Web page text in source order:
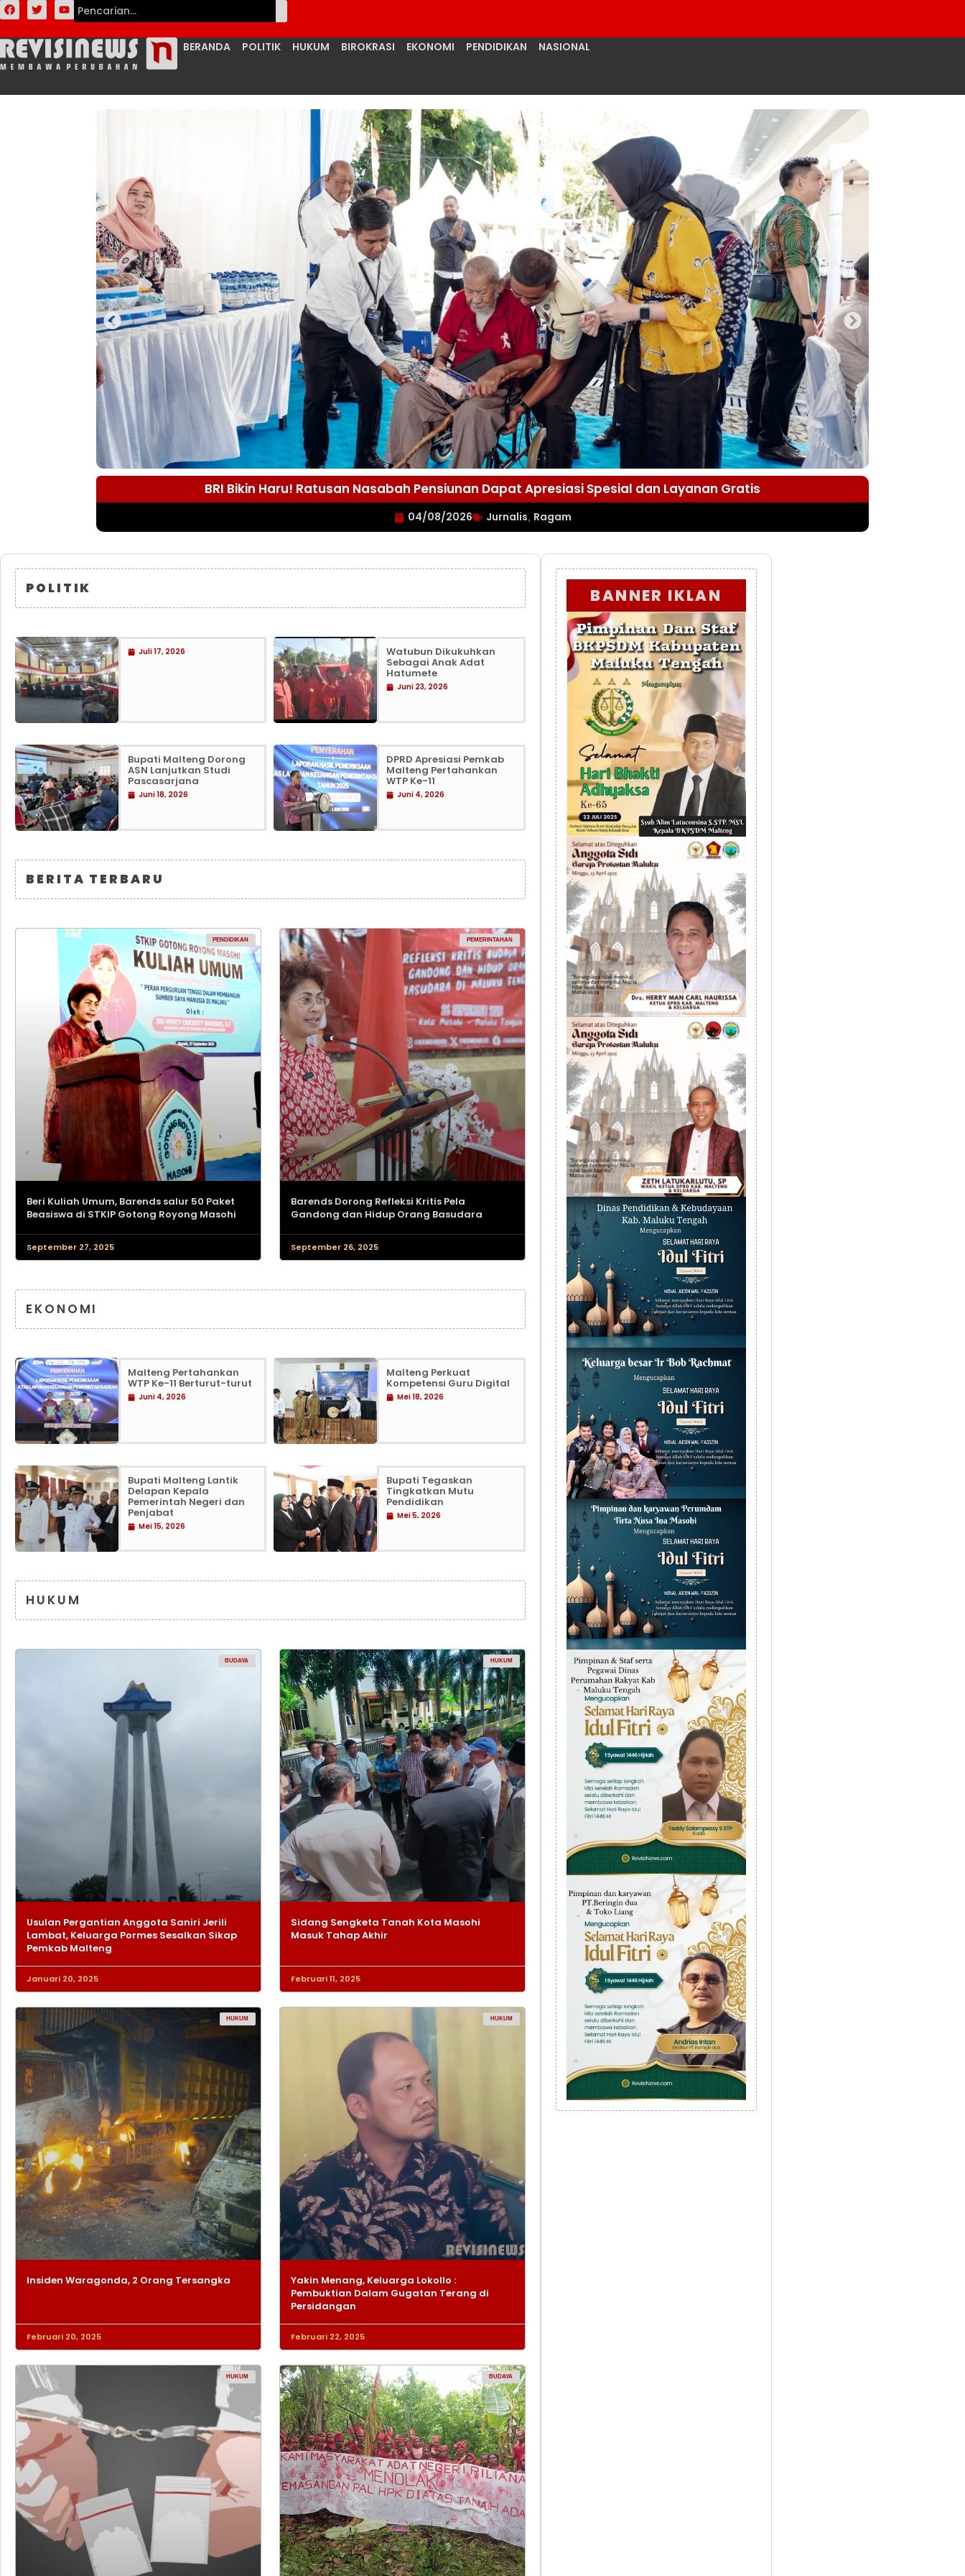
BERANDA POLITIK HUKUM BIROKRASI EKONOMI PENDIDIKAN NASIONAL
BRI Bikin Haru! Ratusan Nasabah Pensiunan Dapat Apresiasi Spesial dan Layanan Gratis
04/08/2026 Jurnalis Ragam
POLITIK
Juli 17, 2026 Watubun Dikukuhkan
Sebagai Anak Adat
Hatumete
Juni 23, 2026
Bupati Malteng Dorong
ASN Lanjutkan Studi
Pascasarjana
Juni 18, 2026
DPRD Apresiasi Pemkab
Malteng Pertahankan
WTP Ke-11
Juni 4, 2026
BERITA TERBARU
PENDIDIKAN
Beri Kuliah Umum, Barends salur 50 Paket
Beasiswa di STKIP Gotong Royong Masohi
September 27, 2025
PEMERINTAHAN
Barends Dorong Refleksi Kritis Pela
Gandong dan Hidup Orang Basudara
September 26, 2025
EKONOMI
Malteng Pertahankan
WTP Ke-11 Berturut-turut
Juni 4, 2026
Malteng Perkuat
Kompetensi Guru Digital
Mei 18, 2026
Bupati Malteng Lantik
Delapan Kepala
Pemerintah Negeri dan
Penjabat
Mei 15, 2026
Bupati Tegaskan
Tingkatkan Mutu
Pendidikan
Mei 5, 2026
HUKUM
BUDAYA
Usulan Pergantian Anggota Saniri Jerili
Lambat, Keluarga Pormes Sesalkan Sikap
Pemkab Malteng
Januari 20, 2025
HUKUM
Sidang Sengketa Tanah Kota Masohi
Masuk Tahap Akhir
Februari 11, 2025
HUKUM
Insiden Waragonda, 2 Orang Tersangka
Februari 20, 2025
HUKUM
Yakin Menang, Keluarga Lokollo :
Pembuktian Dalam Gugatan Terang di
Persidangan
Februari 22, 2025
HUKUM BUDAYA
BANNER IKLAN